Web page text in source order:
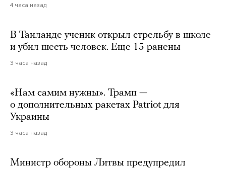
4 часа назад
В Таиланде ученик открыл стрельбу в школе
и убил шесть человек. Еще 15 ранены
3 часа назад
«Нам самим нужны». Трамп —
о дополнительных ракетах Patriot для
Украины
3 часа назад
Министр обороны Литвы предупредил